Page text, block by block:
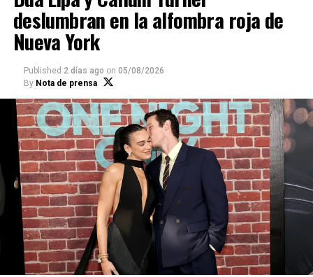
especial sobre el proyecto del comediante.
“1992” es una serie de suspenso y ficción que se
completamente gratis a través de YouTube.
Compartir
deslumbran en la alfombra roja de
Nueva York
Published 2 días ago on 05/08/2026
By Nota de prensa